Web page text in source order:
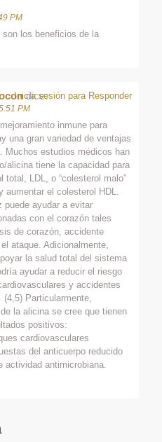
PM
los beneficios de la
dice:
PM
inmune para
una gran variedad de ventajas
Muchos estudios médicos han
alicina tiene la capacidad para
total, LDL, o “colesterol malo”
el colesterol HDL.
puede ayudar a evitar
con el corazón tales
de corazón, accidente
ataque. Adicionalmente,
la salud total del sistema
ayudar a reducir el riesgo
y accidentes
Particularmente,
la alicina se cree que tienen
positivos:
cardiovasculares
del anticuerpo reducido
actividad antimicrobiana.
Inicia sesión para Responder